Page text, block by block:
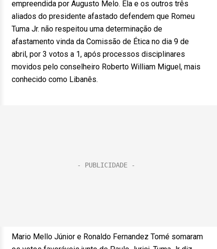
empreendida por Augusto Melo. Ela e os outros três
aliados do presidente afastado defendem que Romeu
Tuma Jr. não respeitou uma determinação de
afastamento vinda da Comissão de Ética no dia 9 de
abril, por 3 votos a 1, após processos disciplinares
movidos pelo conselheiro Roberto William Miguel, mais
conhecido como Libanês.
Mario Mello Júnior e Ronaldo Fernandez Tomé somaram